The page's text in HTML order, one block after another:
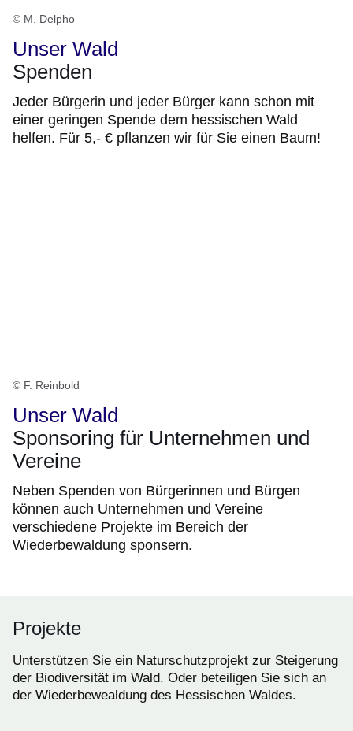
© M. Delpho
Unser Wald
Spenden
Jeder Bürgerin und jeder Bürger kann schon mit
einer geringen Spende dem hessischen Wald
helfen. Für 5,- € pflanzen wir für Sie einen Baum!
© F. Reinbold
Unser Wald
Sponsoring für Unternehmen und
Vereine
Neben Spenden von Bürgerinnen und Bürgen
können auch Unternehmen und Vereine
verschiedene Projekte im Bereich der
Wiederbewaldung sponsern.
Projekte
Unterstützen Sie ein Naturschutzprojekt zur Steigerung
der Biodiversität im Wald. Oder beteiligen Sie sich an
der Wiederbewealdung des Hessischen Waldes.